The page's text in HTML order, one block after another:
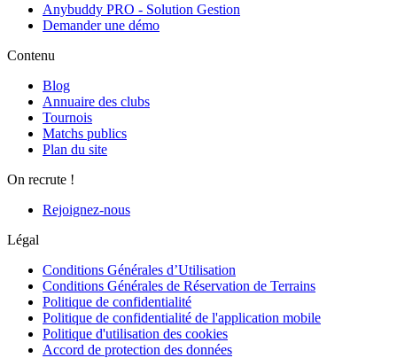
Anybuddy PRO - Solution Gestion
Demander une démo
Contenu
Blog
Annuaire des clubs
Tournois
Matchs publics
Plan du site
On recrute !
Rejoignez-nous
Légal
Conditions Générales d’Utilisation
Conditions Générales de Réservation de Terrains
Politique de confidentialité
Politique de confidentialité de l'application mobile
Politique d'utilisation des cookies
Accord de protection des données